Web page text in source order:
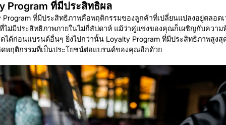
Program ที่มีประสิทธิผล
ที่มีประสิทธิภาพคือพฤติกรรมของลูกค้าที่เปลี่ยนแปลงอยู่ตลอด
ม่มีประสิทธิภาพภายในไม่กี่สัปดาห์ แม้ว่าคู่แข่งของคุณก็เผชิญกับควา
ได้ก่อนแบรนด์อื่นๆ ยิ่งไปกว่านั้น Loyalty Program ที่มีประสิทธิภาพสูง
ดพฤติกรรมที่เป็นประโยชน์ต่อแบรนด์ของคุณอีกด้วย